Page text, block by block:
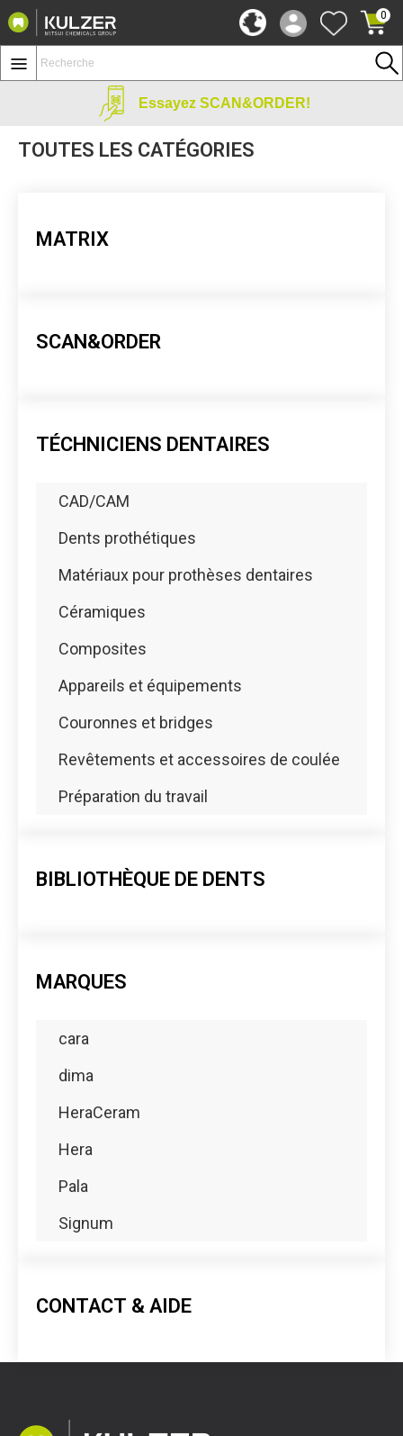
0
Essayez SCAN&ORDER!
TOUTES LES CATÉGORIES
MATRIX
SCAN&ORDER
TÉCHNICIENS DENTAIRES
CAD/CAM
Dents prothétiques
Matériaux pour prothèses dentaires
Céramiques
Composites
Appareils et équipements
Couronnes et bridges
Revêtements et accessoires de coulée
Préparation du travail
BIBLIOTHÈQUE DE DENTS
MARQUES
cara
dima
HeraCeram
Hera
Pala
Signum
CONTACT & AIDE